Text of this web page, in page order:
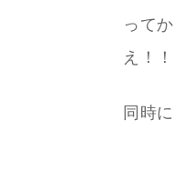
って
え！！
同時